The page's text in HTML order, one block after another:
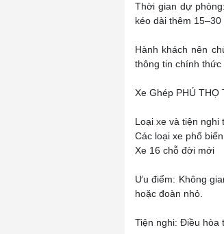
Thời gian dự
kéo dài thêm
Hành khách nên
thông tin chính thức
Xe Ghép PHÚ
Loại xe và tiện nghi
Các loại xe phổ biến
Xe 16 chỗ đời mới
Ưu điểm: Không
hoặc đoàn nhỏ.
Tiện nghi: Điều hòa